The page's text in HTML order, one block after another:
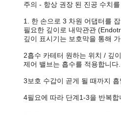
주의 - 항상 권장 된 진공 수치
1. 한 손으로 3 차원 어댑터를
필요한 깊이로 내막관관
깊이 표시기는 보호막을 통해
2흡수 카테터 원하는 위치 / 깊
제어 밸브는 흡수를 적용합니다.
3보호 수갑이 곧게 될 때까지 흡
4필요에 따라 단계1-3을 반복합